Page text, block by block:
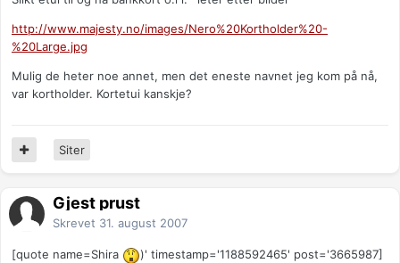
http://www.majesty.no/images/Nero%20Kortholder%20-
%20Large.jpg
Mulig de heter noe annet, men det eneste navnet jeg kom på nå,
var kortholder. Kortetui kanskje?
Siter
Gjest prust
Skrevet 31. august 2007
[quote name=Shira )' timestamp='1188592465' post='3665987]